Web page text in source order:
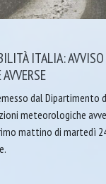
ITALIA:
dal Dipartimento
meteorologiche
mattino di martedì